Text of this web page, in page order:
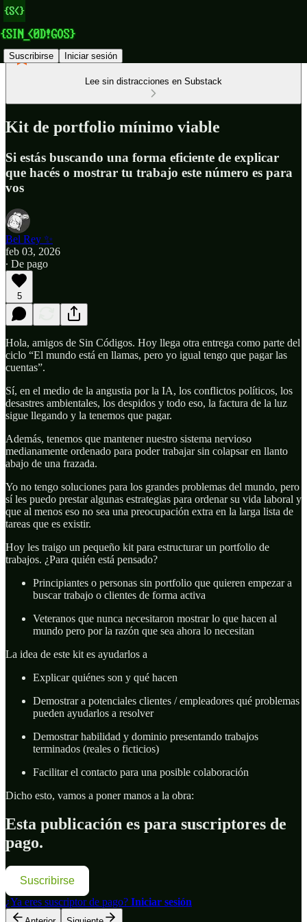
Suscribirse Iniciar sesión
Lee sin distracciones en Substack
Kit de portfolio mínimo viable
Si estás buscando una forma eficiente de explicar
que hacés o mostrar tu trabajo este número es para
vos
Bel Rey ✨
feb 03, 2026
∙ De pago
5
Hola, amigos de Sin Códigos. Hoy llega otra entrega como parte del
ciclo “El mundo está en llamas, pero yo igual tengo que pagar las
cuentas”.
Sí, en el medio de la angustia por la IA, los conflictos políticos, los
desastres ambientales, los despidos y todo eso, la factura de la luz
sigue llegando y la tenemos que pagar.
Además, tenemos que mantener nuestro sistema nervioso
medianamente ordenado para poder trabajar sin colapsar en llanto
abajo de una frazada.
Yo no tengo soluciones para los grandes problemas del mundo, pero
sí les puedo prestar algunas estrategias para ordenar su vida laboral y
que al menos eso no sea una preocupación extra en la larga lista de
tareas que es existir.
Hoy les traigo un pequeño kit para estructurar un portfolio de
trabajos. ¿Para quién está pensado?
Principiantes o personas sin portfolio que quieren empezar a
buscar trabajo o clientes de forma activa
Veteranos que nunca necesitaron mostrar lo que hacen al
mundo pero por la razón que sea ahora lo necesitan
La idea de este kit es ayudarlos a
Explicar quiénes son y qué hacen
Demostrar a potenciales clientes / empleadores qué problemas
pueden ayudarlos a resolver
Demostrar habilidad y dominio presentando trabajos
terminados (reales o ficticios)
Facilitar el contacto para una posible colaboración
Dicho esto, vamos a poner manos a la obra:
Esta publicación es para suscriptores de
pago.
Suscribirse
¿Ya eres suscriptor de pago? Iniciar sesión